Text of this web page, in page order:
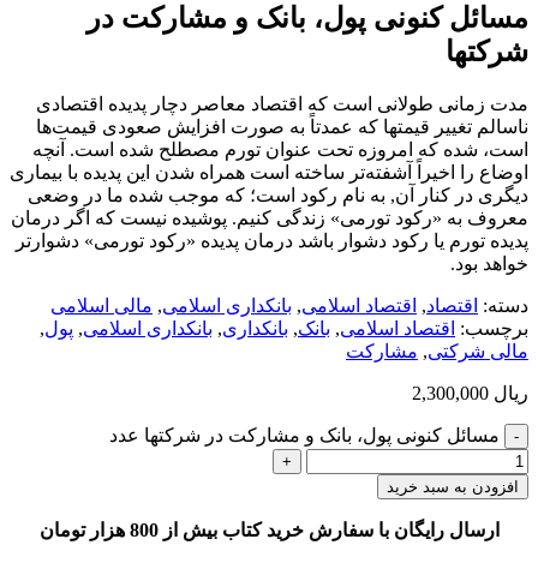
مسائل کنونی پول، بانک و مشارکت در
شرکتها
مدت زمانی طولانی است که اقتصاد معاصر دچار پدیده اقتصادی
ناسالم تغییر قیمتها که عمدتاً به صورت افزایش صعودی قیمت‌ها
است، شده که امروزه تحت عنوان تورم مصطلح شده است. آنچه
اوضاع را اخیراً آشفته‌تر ساخته است همراه شدن این پدیده با بیماری
دیگری در کنار آن, به نام رکود است؛ که موجب شده ما در وضعی
معروف به «رکود تورمی» زندگی کنیم. پوشیده نیست که اگر درمان
پدیده تورم یا رکود دشوار باشد درمان پدیده «رکود تورمی» دشوارتر
خواهد بود.
دسته: اقتصاد, اقتصاد اسلامی, بانکداری اسلامی, مالی اسلامی
برچسب: اقتصاد اسلامی, بانک, بانکداری, بانکداری اسلامی, پول,
مالی شرکتی, مشارکت
ریال
مسائل کنونی پول، بانک و مشارکت در شرکتها عدد
افزودن به سبد خرید
ارسال رایگان با سفارش خرید کتاب بیش از 800 هزار تومان